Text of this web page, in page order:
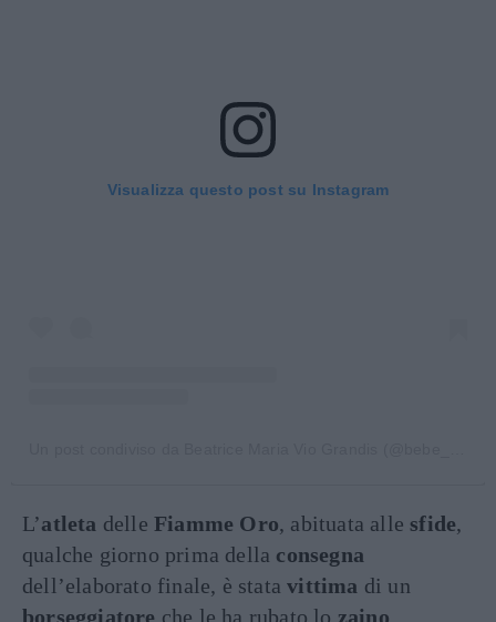
Visualizza questo post su Instagram
L’atleta delleFiamme Oro, abituata alle sfide,
qualche giorno prima della consegna
dell’elaborato finale, è statavittima di un
borseggiatore che le ha rubato lo zaino